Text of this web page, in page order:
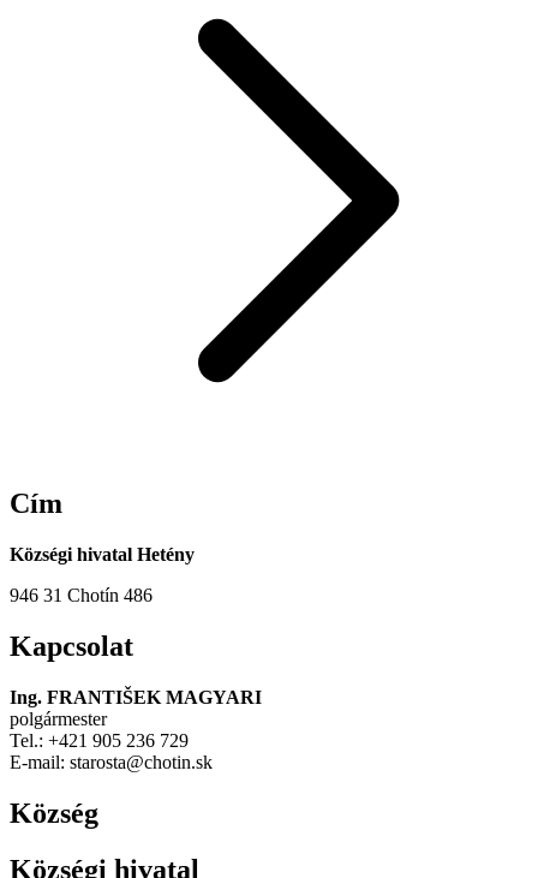
Cím
Községi hivatal Hetény
946 31 Chotín 486
Kapcsolat
Ing. FRANTIŠEK MAGYARI
polgármester
Tel.: +421 905 236 729
E-mail: starosta@chotin.sk
Község
Községi hivatal